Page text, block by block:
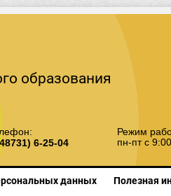
образования
6-25-04
Режим
пн-пт с
данных Полезная